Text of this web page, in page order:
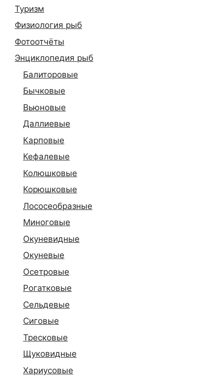
Туризм
Физиология рыб
Фотоотчёты
Энциклопедия рыб
Балиторовые
Бычковые
Вьюновые
Даллиевые
Карповые
Кефалевые
Колюшковые
Корюшковые
Лососеобразные
Миноговые
Окуневидные
Окуневые
Осетровые
Рогатковые
Сельдевые
Сиговые
Тресковые
Щуковидные
Хариусовые